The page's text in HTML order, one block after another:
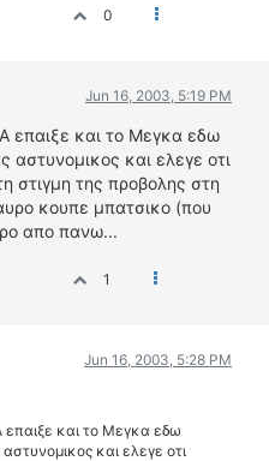
0
Jun 16, 2003, 5:19 PM
επαιξε και το Μεγκα εδω
και ελεγε οτι
στιγμη της προβολης στη
κουπε μπατσικο (που
απο πανω...
1
Jun 16, 2003, 5:28 PM
και το Μεγκα εδω
και ελεγε οτι